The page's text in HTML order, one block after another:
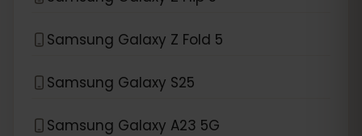
Samsung Galaxy Z Fold 5
Samsung Galaxy S25
Samsung Galaxy A23 5G